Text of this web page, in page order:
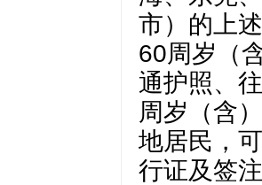
市）的上
60周岁（
通护照、
周岁（含
地居民，
行证及签